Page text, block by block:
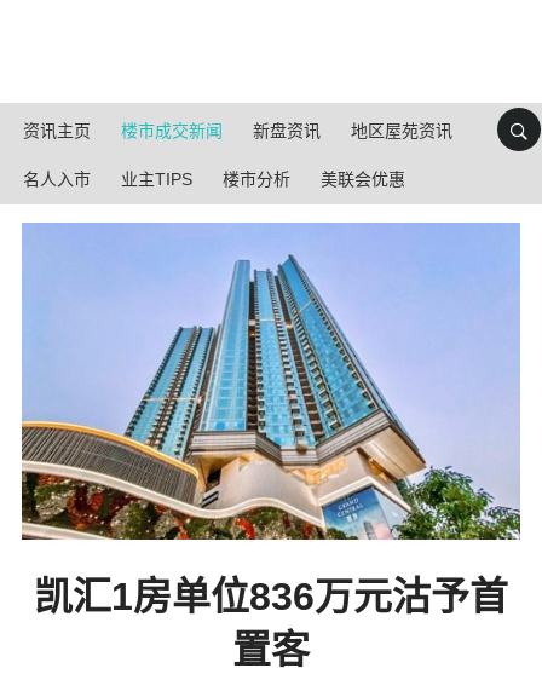
资讯主页 楼市成交新闻 新盘资讯 地区屋苑资讯
名人入市 业主TIPS 楼市分析 美联会优惠
凯汇1房单位836万元沽予首
置客